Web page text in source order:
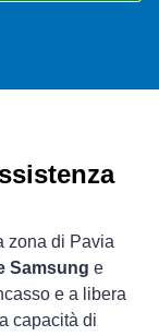
zona di Pavia
Samsung e
e a libera
capacità di